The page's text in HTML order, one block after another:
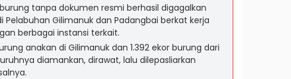
tanpa dokumen resmi berhasil digagalkan
Pelabuhan Gilimanuk dan Padangbai berkat kerja
berbagai instansi terkait.
anakan di Gilimanuk dan 1.392 ekor burung dari
diamankan, dirawat, lalu dilepasliarkan